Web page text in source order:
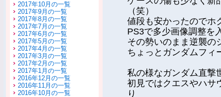
2017年10月の一覧
2017年9月の一覧
2017年8月の一覧
2017年7月の一覧
2017年6月の一覧
2017年5月の一覧
2017年4月の一覧
2017年3月の一覧
2017年2月の一覧
2017年1月の一覧
2016年12月の一覧
2016年11月の一覧
2016年10月の一覧
（笑）
値段も安かったのでホ
PS3で多少画像調整を
その勢いのまま逆襲の
ちょっとガンダムフィ
私の様なガンダム直撃
初見ではクエスやハサ
り